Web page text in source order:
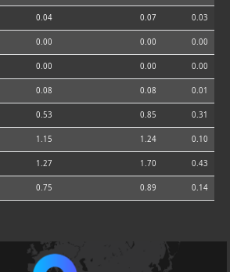
0.04 0.07 0.03
0.00 0.00 0.00
0.00 0.00 0.00
0.08 0.08 0.01
0.53 0.85 0.31
1.15 1.24 0.10
1.27 1.70 0.43
0.75 0.89 0.14